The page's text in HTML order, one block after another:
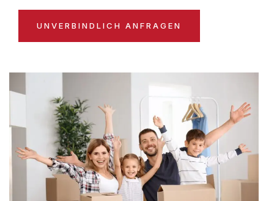
UNVERBINDLICH ANFRAGEN